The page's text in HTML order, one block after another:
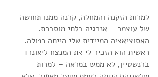
למרות הזקנה והמחלה, קרנה ממנו תחושה
של עוצמה – אנרגיה בלתי מוסברת.
האסוציאציה המיידית שלי הייתה כפולה.
ראשית הוא הזכיר לי את המנצח ליאונרד
ברנשטיין, לא ממש במראה – למרות